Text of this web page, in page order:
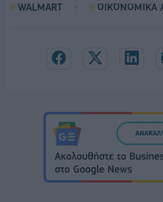
WALMART ΟΙΚΟΝΟΜΙΚΑ